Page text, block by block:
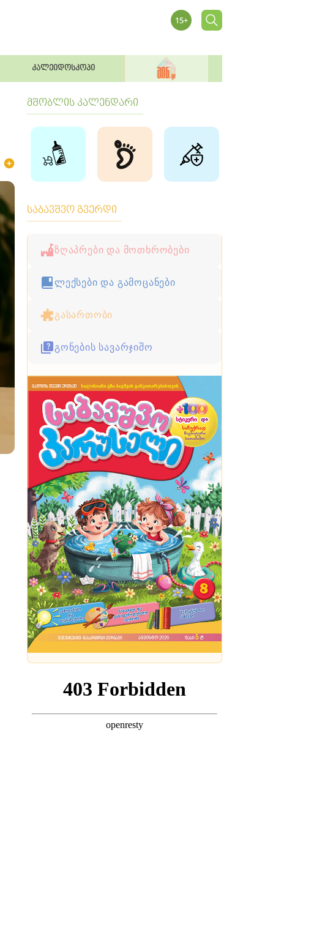
კალეიდოსკოპი
მშობლის კალენდარი
საბავშვო გვერდი
ზღაპრები და მოთხრობები
ლექსები და გამოცანები
გასართობი
გონების სავარჯიშო